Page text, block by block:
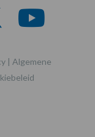
| Algemene